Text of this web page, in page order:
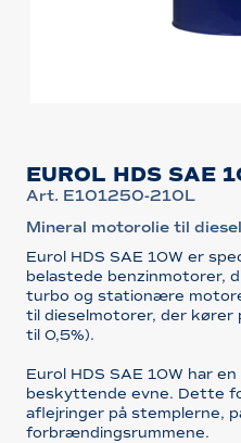
EUROL HDS SAE
Art. E101250-210L
Mineral motorolie til
Eurol HDS SAE 10W er
belastede benzinmotorer,
turbo og stationære
til dieselmotorer, der kører
til 0,5%).
Eurol HDS SAE 10W har
beskyttende evne. Dette
aflejringer på stemplerne,
forbrændingsrummene.